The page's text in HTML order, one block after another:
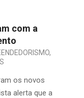
com a
,
os novos
alerta que a